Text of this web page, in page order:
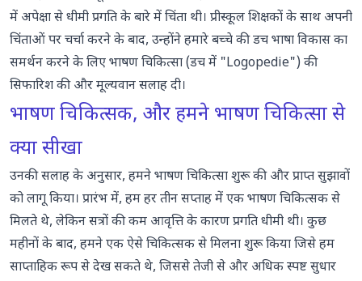
में अपेक्षा से धीमी प्रगति के बारे में चिंता थी। प्रीस्कूल शिक्षकों के साथ अपनी
चिंताओं पर चर्चा करने के बाद, उन्होंने हमारे बच्चे की डच भाषा विकास का
समर्थन करने के लिए भाषण चिकित्सा (डच में "Logopedie") की
सिफारिश की और मूल्यवान सलाह दी।
भाषण चिकित्सक, और हमने भाषण चिकित्सा से
क्या सीखा
उनकी सलाह के अनुसार, हमने भाषण चिकित्सा शुरू की और प्राप्त सुझावों
को लागू किया। प्रारंभ में, हम हर तीन सप्ताह में एक भाषण चिकित्सक से
मिलते थे, लेकिन सत्रों की कम आवृत्ति के कारण प्रगति धीमी थी। कुछ
महीनों के बाद, हमने एक ऐसे चिकित्सक से मिलना शुरू किया जिसे हम
साप्ताहिक रूप से देख सकते थे, जिससे तेजी से और अधिक स्पष्ट सुधार